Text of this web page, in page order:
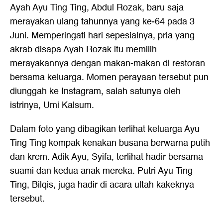
Ayah Ayu Ting Ting, Abdul Rozak, baru saja
merayakan ulang tahunnya yang ke-64 pada 3
Juni. Memperingati hari sepesialnya, pria yang
akrab disapa Ayah Rozak itu memilih
merayakannya dengan makan-makan di restoran
bersama keluarga. Momen perayaan tersebut pun
diunggah ke Instagram, salah satunya oleh
istrinya, Umi Kalsum.
Dalam foto yang dibagikan terlihat keluarga Ayu
Ting Ting kompak kenakan busana berwarna putih
dan krem. Adik Ayu, Syifa, terlihat hadir bersama
suami dan kedua anak mereka. Putri Ayu Ting
Ting, Bilqis, juga hadir di acara ultah kakeknya
tersebut.